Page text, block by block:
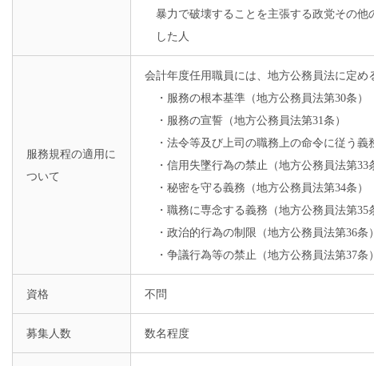
暴力で破壊することを主張する政党その他
した人
服務規程の適用に
ついて
会計年度任用職員には、地方公務員法に定め
・服務の根本基準（地方公務員法第30条）
・服務の宣誓（地方公務員法第31条）
・法令等及び上司の職務上の命令に従う義
・信用失墜行為の禁止（地方公務員法第33
・秘密を守る義務（地方公務員法第34条）
・職務に専念する義務（地方公務員法第35
・政治的行為の制限（地方公務員法第36条）
・争議行為等の禁止（地方公務員法第37条）
資格 不問
募集人数 数名程度